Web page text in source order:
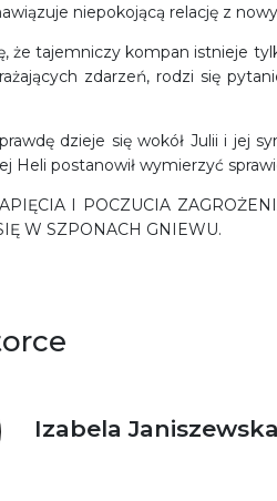
niepokojącą relację z
że tajemniczy kompan istnieje
zdarzeń, rodzi się
dzieje się wokół Julii i jej
Heli postanowił wymierzyć
I POCZUCIA
W SZPONACH GNIEWU.
Izabela Janiszewska